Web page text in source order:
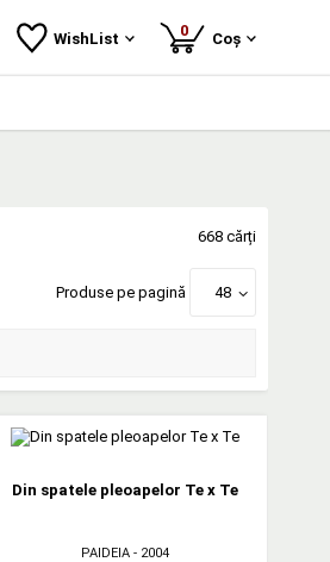
WishList 0produse
Coș
668 cărți
Produse pe pagină 48
Din spatele pleoapelor Te x Te
PAIDEIA - 2004